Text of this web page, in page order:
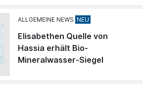
ALLGEMEINE NEWS
Elisabethen Quelle von
Hassia erhält Bio-
Mineralwasser-Siegel